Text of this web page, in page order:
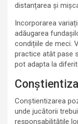
distanțarea și
Incorporarea
adăugarea
condițiile de meci.
practice atât pase
pot adapta la
Conștientizarea
unde jucătorii
responsabilitățile